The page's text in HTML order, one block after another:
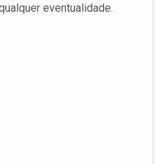
eventualidade.